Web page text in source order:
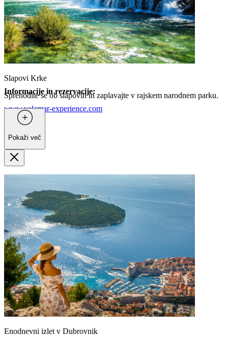
nasveti domačinov, ki najbolje poznajo Makarsko
Stopite v stik z nami:
info@valamar-experience.com
Informacije in rezervacije:
www.valamar-experience.com
Slapovi Krke
Sprehodite se ob slapovih in zaplavajte v rajskem narodnem parku.
Pokaži več
Enodnevni izlet v Dubrovnik